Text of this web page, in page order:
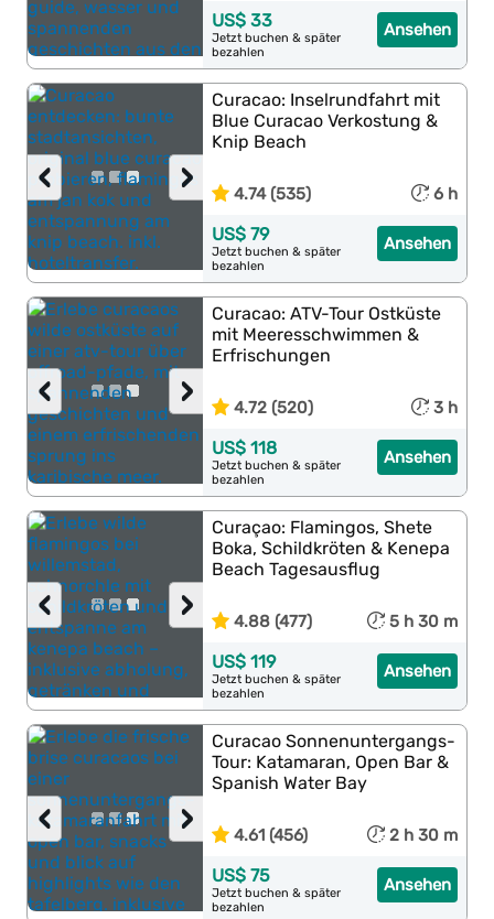
Ansehen
US$ 33
Jetzt buchen & später
bezahlen
›
‹
Curacao: Inselrundfahrt mit
Blue Curacao Verkostung &
Knip Beach
4.74 (535) 6 h
Ansehen
US$ 79
Jetzt buchen & später
bezahlen
›
‹
Curacao: ATV-Tour Ostküste
mit Meeresschwimmen &
Erfrischungen
4.72 (520) 3 h
Ansehen
US$ 118
Jetzt buchen & später
bezahlen
›
‹
Curaçao: Flamingos, Shete
Boka, Schildkröten & Kenepa
Beach Tagesausflug
4.88 (477) 5 h 30 m
Ansehen
US$ 119
Jetzt buchen & später
bezahlen
›
‹
Curacao Sonnenuntergangs-
Tour: Katamaran, Open Bar &
Spanish Water Bay
4.61 (456) 2 h 30 m
Ansehen
US$ 75
Jetzt buchen & später
bezahlen